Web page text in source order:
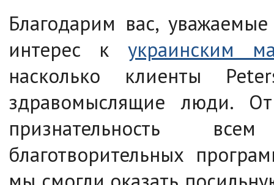
Благодарим вас,
интерес к украинским
насколько клиенты
здравомыслящие люди.
признательность
благотворительных